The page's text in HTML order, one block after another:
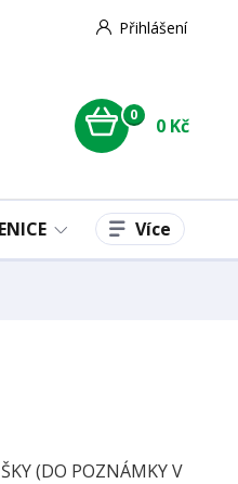
Přihlášení
0 0 Kč
Více
(DO POZNÁMKY V